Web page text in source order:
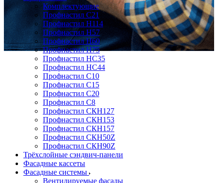
Комплектующие
Профнастил C21
Профнастил Н114
Профнастил Н57
Профнастил Н60
Профнастил Н75
Профнастил НС35
Профнастил НС44
Профнастил С10
Профнастил С15
Профнастил С20
Профнастил С8
Профнастил СКН127
Профнастил СКН153
Профнастил СКН157
Профнастил СКН50Z
Профнастил СКН90Z
Трёхслойные сэндвич-панели
Фасадные кассеты
Фасадные системы
Вентилируемые фасады